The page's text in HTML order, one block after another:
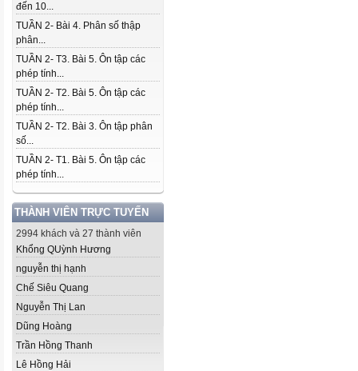
đến 10...
TUẦN 2- Bài 4. Phân số thập
phân...
TUẦN 2- T3. Bài 5. Ôn tập các
phép tính...
TUẦN 2- T2. Bài 5. Ôn tập các
phép tính...
TUẦN 2- T2. Bài 3. Ôn tập phân
số...
TUẦN 2- T1. Bài 5. Ôn tập các
phép tính...
THÀNH VIÊN TRỰC TUYẾN
2994 khách và 27 thành viên
Khổng QUỳnh Hương
nguyễn thị hạnh
Chế Siêu Quang
Nguyễn Thị Lan
Dũng Hoàng
Trần Hồng Thanh
Lê Hồng Hải